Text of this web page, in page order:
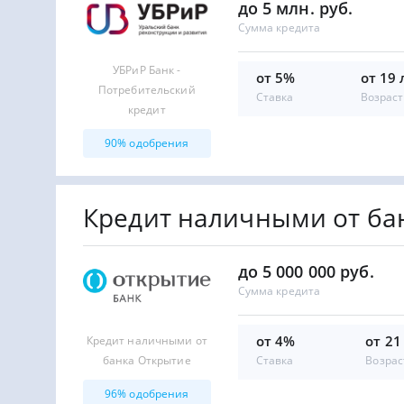
УБРиР Банк -
Потребительский
кредит
90% одобрения
до 5 млн. руб.
Сумма кредита
от 5%
Ставка
от 19
Возраст
Кредит наличными от
Кредит наличными от
банка Открытие
96% одобрения
до 5 000 000 руб.
Сумма кредита
от 4%
Ставка
от